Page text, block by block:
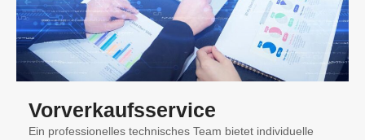
Vorverkaufsservice
Ein professionelles technisches Team bietet individuelle